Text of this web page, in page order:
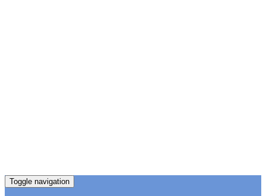
Toggle navigation